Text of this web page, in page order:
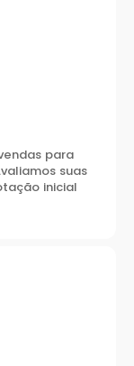
para
suas
inicial